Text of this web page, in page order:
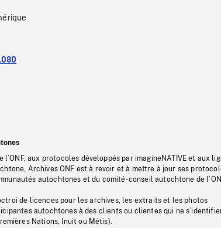
aux protocoles développés par imagineNATIVE et aux
Archives ONF est à revoir et à mettre à jour ses
autochtones et du comité-conseil autochtone de
de licences pour les archives, les extraits et les photos
autochtones à des clients ou clientes qui ne
Nations, Inuit ou Métis).